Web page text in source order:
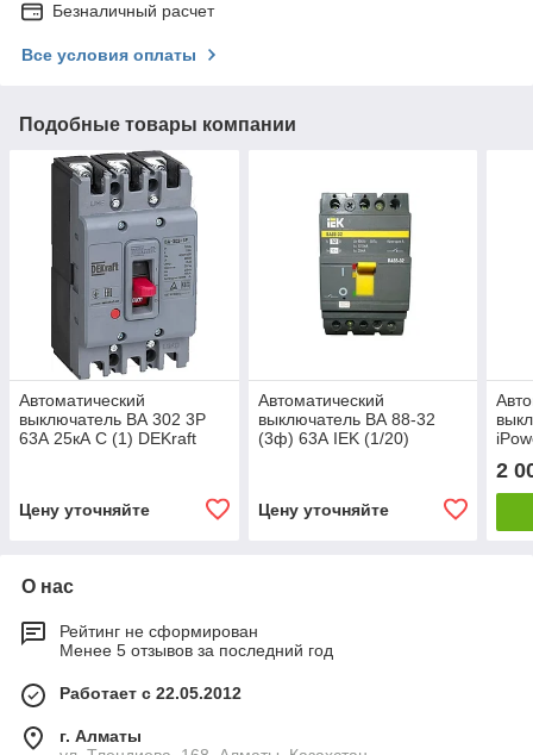
Безналичный расчет
Все условия оплаты
Подобные товары компании
Автоматический
выключатель ВА 302 3P
63А 25кА С (1) DEKraft
Цену уточняйте
Автоматический
выключатель ВА 88-32
(3ф) 63А IEK (1/20)
Цену уточняйте
2
О нас
Рейтинг не сформирован
Менее 5 отзывов за последний год
Работает с 22.05.2012
г. Алматы